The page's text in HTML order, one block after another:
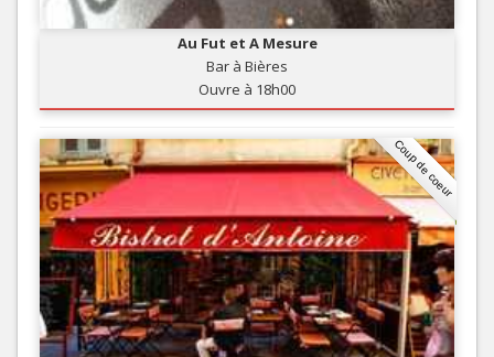
Au Fut et A Mesure
Bar à Bières
Ouvre à 18h00
Coup de coeur